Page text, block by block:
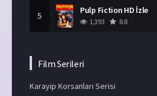
5 Pulp Fiction HD İzle
1,393 8.8
Film Serileri
Karayip Korsanları Serisi